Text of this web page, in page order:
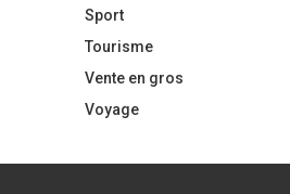
Sport
Tourisme
Vente en gros
Voyage